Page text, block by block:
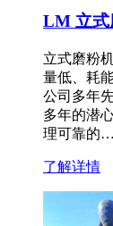
LM 立式
立式磨粉
量低、耗
公司多年
多年的潜
理可靠的…
了解详情